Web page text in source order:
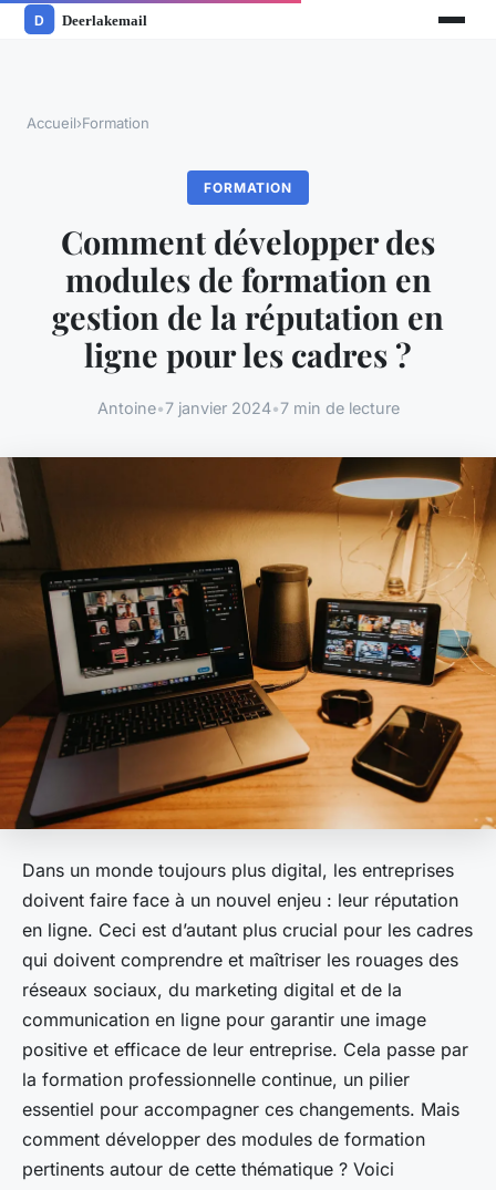
Accueil›Formation
FORMATION
Comment développer des
modules de formation en
gestion de la réputation en
ligne pour les cadres ?
Antoine•7 janvier 2024•7 min de lecture
Dans un monde toujours plus digital, les entreprises
doivent faire face à un nouvel enjeu : leur réputation
en ligne. Ceci est d’autant plus crucial pour les cadres
qui doivent comprendre et maîtriser les rouages des
réseaux sociaux, du marketing digital et de la
communication en ligne pour garantir une image
positive et efficace de leur entreprise. Cela passe par
la formation professionnelle continue, un pilier
essentiel pour accompagner ces changements. Mais
comment développer des modules de formation
pertinents autour de cette thématique ? Voici